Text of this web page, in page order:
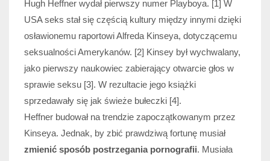
Hugh Heffner wydał pierwszy numer Playboya. [1] W
USA seks stał się częścią kultury między innymi dzięki
osławionemu raportowi Alfreda Kinseya, dotyczącemu
seksualności Amerykanów. [2] Kinsey był wychwalany,
jako pierwszy naukowiec zabierający otwarcie głos w
sprawie seksu [3]. W rezultacie jego książki
sprzedawały się jak świeże bułeczki [4].
Heffner budował na trendzie zapoczątkowanym przez
Kinseya. Jednak, by zbić prawdziwą fortunę musiał
zmienić sposób postrzegania pornografii. Musiała